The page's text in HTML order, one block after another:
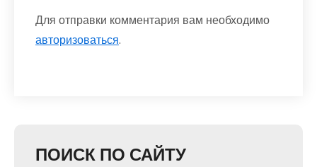
Для отправки комментария вам необходимо
авторизоваться.
ПОИСК ПО САЙТУ